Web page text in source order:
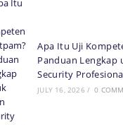
Apa Itu Uji
Panduan Lengkap
Security
JULY 16, 2026 / 0